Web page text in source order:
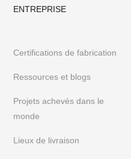
ENTREPRISE
Certifications de fabrication
Ressources et blogs
Projets achevés dans le
monde
Lieux de livraison